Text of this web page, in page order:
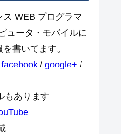
ス WEB プログラマ
ュータ・モバイルに
書いてます。
facebook / google+ /
もあります